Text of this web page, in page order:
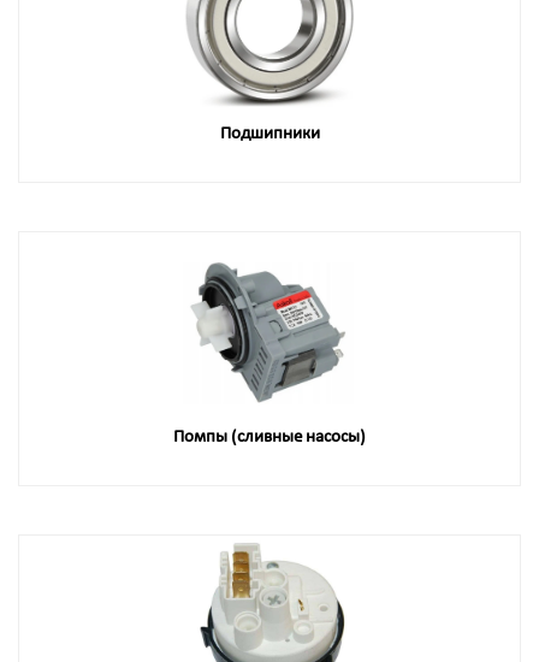
Подшипники
Помпы (сливные насосы)